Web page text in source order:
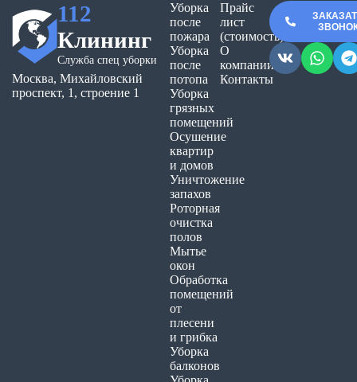
112
Клининг
Служба спец уборки
Москва, Михайловский
проспект, 1, строение 1
Уборка
после
пожара
Уборка
после
потопа
Уборка
грязных
помещений
Осушение
квартир
и домов
Уничтожение
запахов
Роторная
очистка
полов
Мытье
окон
Обработка
помещений
от
плесени
и грибка
Уборка
балконов
Прайс
лист
(стоимость)
О
компании
Контакты